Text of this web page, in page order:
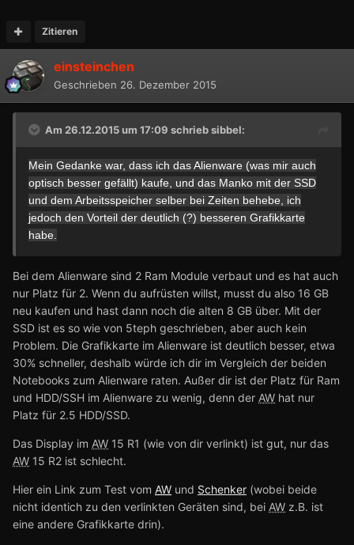
Zitieren
einsteinchen
Geschrieben 26. Dezember 2015
Am 26.12.2015 um 17:09 schriebsibbel:
Mein Gedanke war, dass ich das Alienware (was mir auch
optisch besser gefällt) kaufe, und das Manko mit der SSD
und dem Arbeitsspeicher selber bei Zeiten behebe, ich
jedoch den Vorteil der deutlich (?) besseren Grafikkarte
habe.
Bei dem Alienware sind 2 Ram Module verbaut und es hat auch
nur Platz für 2. Wenn du aufrüsten willst, musst du also 16 GB
neu kaufen und hast dann noch die alten 8 GB über. Mit der
SSD ist es so wie von 5teph geschrieben, aber auch kein
Problem. Die Grafikkarte im Alienware ist deutlich besser, etwa
30% schneller, deshalb würde ich dir im Vergleich der beiden
Notebooks zum Alienware raten. Außer dir ist der Platz für Ram
und HDD/SSH im Alienware zu wenig, denn der AW hat nur
Platz für 2.5 HDD/SSD.
Das Display im AW 15 R1 (wie von dir verlinkt) ist gut, nur das
AW 15 R2 ist schlecht.
Hier ein Link zum Test vom AW und Schenker (wobei beide
nicht identich zu den verlinkten Geräten sind, bei AW z.B. ist
eine andere Grafikkarte drin).